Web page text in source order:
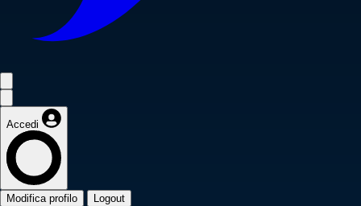
Accedi
Modifica profilo Logout